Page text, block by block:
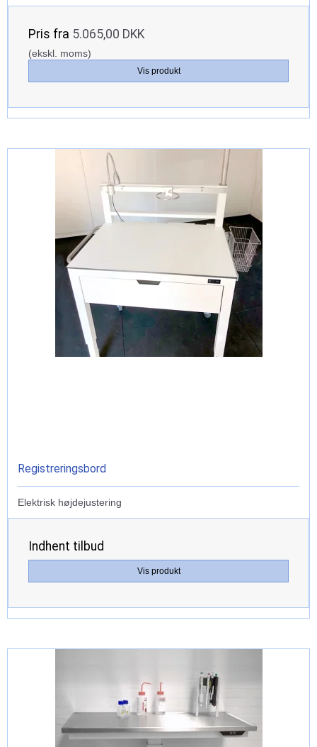
Pris fra 5.065,00 DKK
(ekskl. moms)
Vis produkt
Registreringsbord
Elektrisk højdejustering
Indhent tilbud
Vis produkt